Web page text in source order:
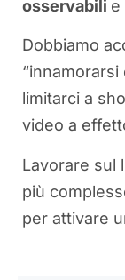
osservabili e
Dobbiamo
limitarci a
video a
Lavorare sul
più
per attivare